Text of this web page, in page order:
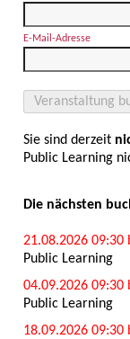
E-Mail-Adresse
Sie sind derzeit
Public Learning
Die nächsten
21.08.2026 09:30
Public Learning
04.09.2026 09:30
Public Learning
18.09.2026 09:30